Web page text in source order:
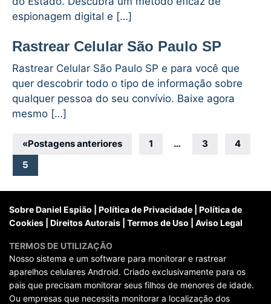
espionagem digital e […]
Rastrear Celular São Paulo SP
Rastrear Celular São Paulo SP e para você que
quer descobrir todo o tipo de informação sobre
qualquer pessoa do seu convívio. Baixe agora
mesmo […]
Navegação
por
posts
«Postagens anteriores 1 … 3
4
5
Sobre Daniel Espião Política de Privacidade
Política de
Cookies
Direitos Autorais Termos de Uso Aviso Legal
TERMOS DE UTILIZAÇÃO
Nosso sistema e um software para monitorar e rastrear
aparelhos celulares Android. Criado exclusivamente para os
pais que precisam monitorar seus filhos de menores de idade.
Ou empresas que necessita monitorar a localização dos